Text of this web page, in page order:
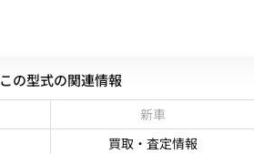
この型式の関連情報
新車
買取・査定情報